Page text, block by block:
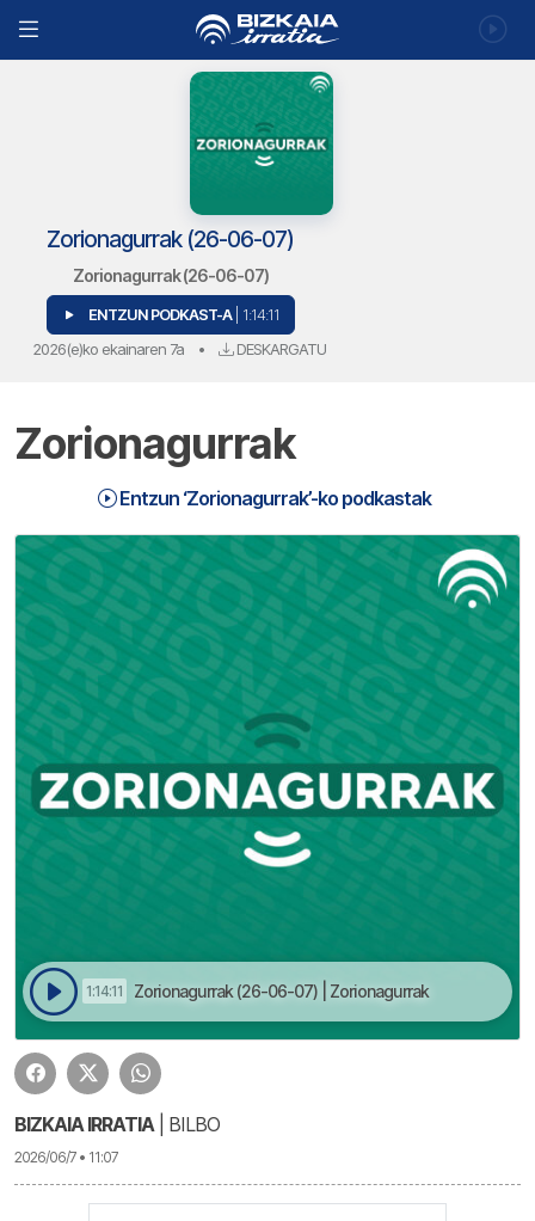
Zorionagurrak (26-06-07)
Zorionagurrak (26-06-07)
ENTZUN PODKAST-A | 1:14:11
2026(e)ko ekainaren 7a • DESKARGATU
Zorionagurrak
Entzun ‘Zorionagurrak’-ko podkastak
1:14:11 Zorionagurrak (26-06-07) | Zorionagurrak
BIZKAIA IRRATIA| BILBO
2026/06/7 • 11:07